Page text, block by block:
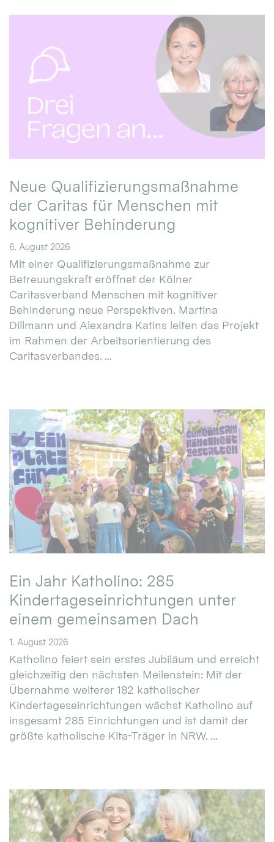
Neue Qualifizierungsmaßnahme
der Caritas für Menschen mit
kognitiver Behinderung
6. August 2026
Mit einer Qualifizierungsmaßnahme zur
Betreuungskraft eröffnet der Kölner
Caritasverband Menschen mit kognitiver
Behinderung neue Perspektiven. Martina
Dillmann und Alexandra Katins leiten das Projekt
im Rahmen der Arbeitsorientierung des
Caritasverbandes. ...
Ein Jahr Katholino: 285
Kindertageseinrichtungen unter
einem gemeinsamen Dach
1. August 2026
Katholino feiert sein erstes Jubiläum und erreicht
gleichzeitig den nächsten Meilenstein: Mit der
Übernahme weiterer 182 katholischer
Kindertageseinrichtungen wächst Katholino auf
insgesamt 285 Einrichtungen und ist damit der
größte katholische Kita-Träger in NRW. ...